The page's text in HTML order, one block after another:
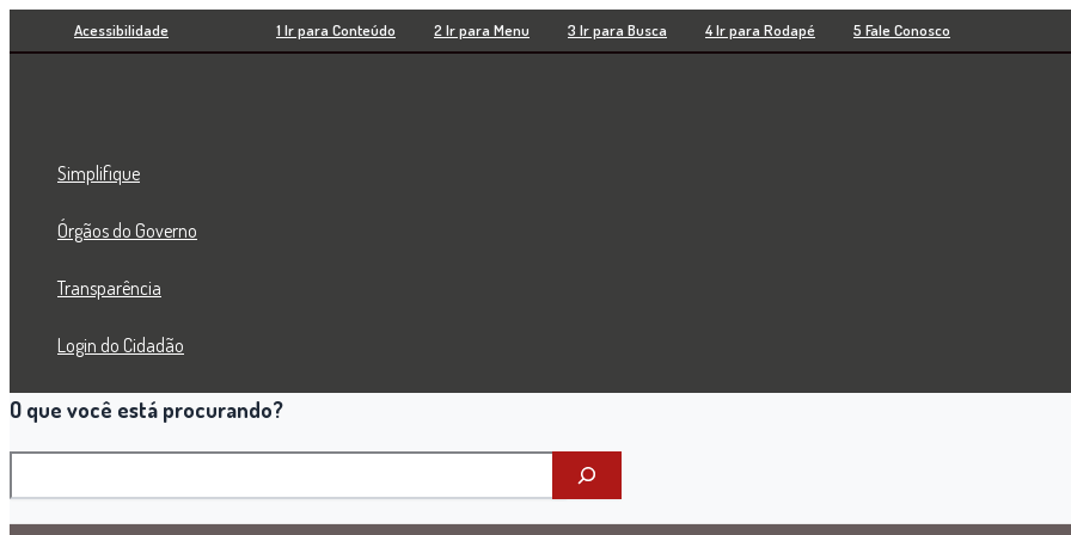
Ir
para
Acessibilidade 1 Ir para Conteúdo 2 Ir para Menu 3 Ir para Busca 4 Ir para Rodapé 5 Fale Conosco
Simplifique
Órgãos do Governo
Transparência
Login do Cidadão
O que você está procurando?
Pesquisar